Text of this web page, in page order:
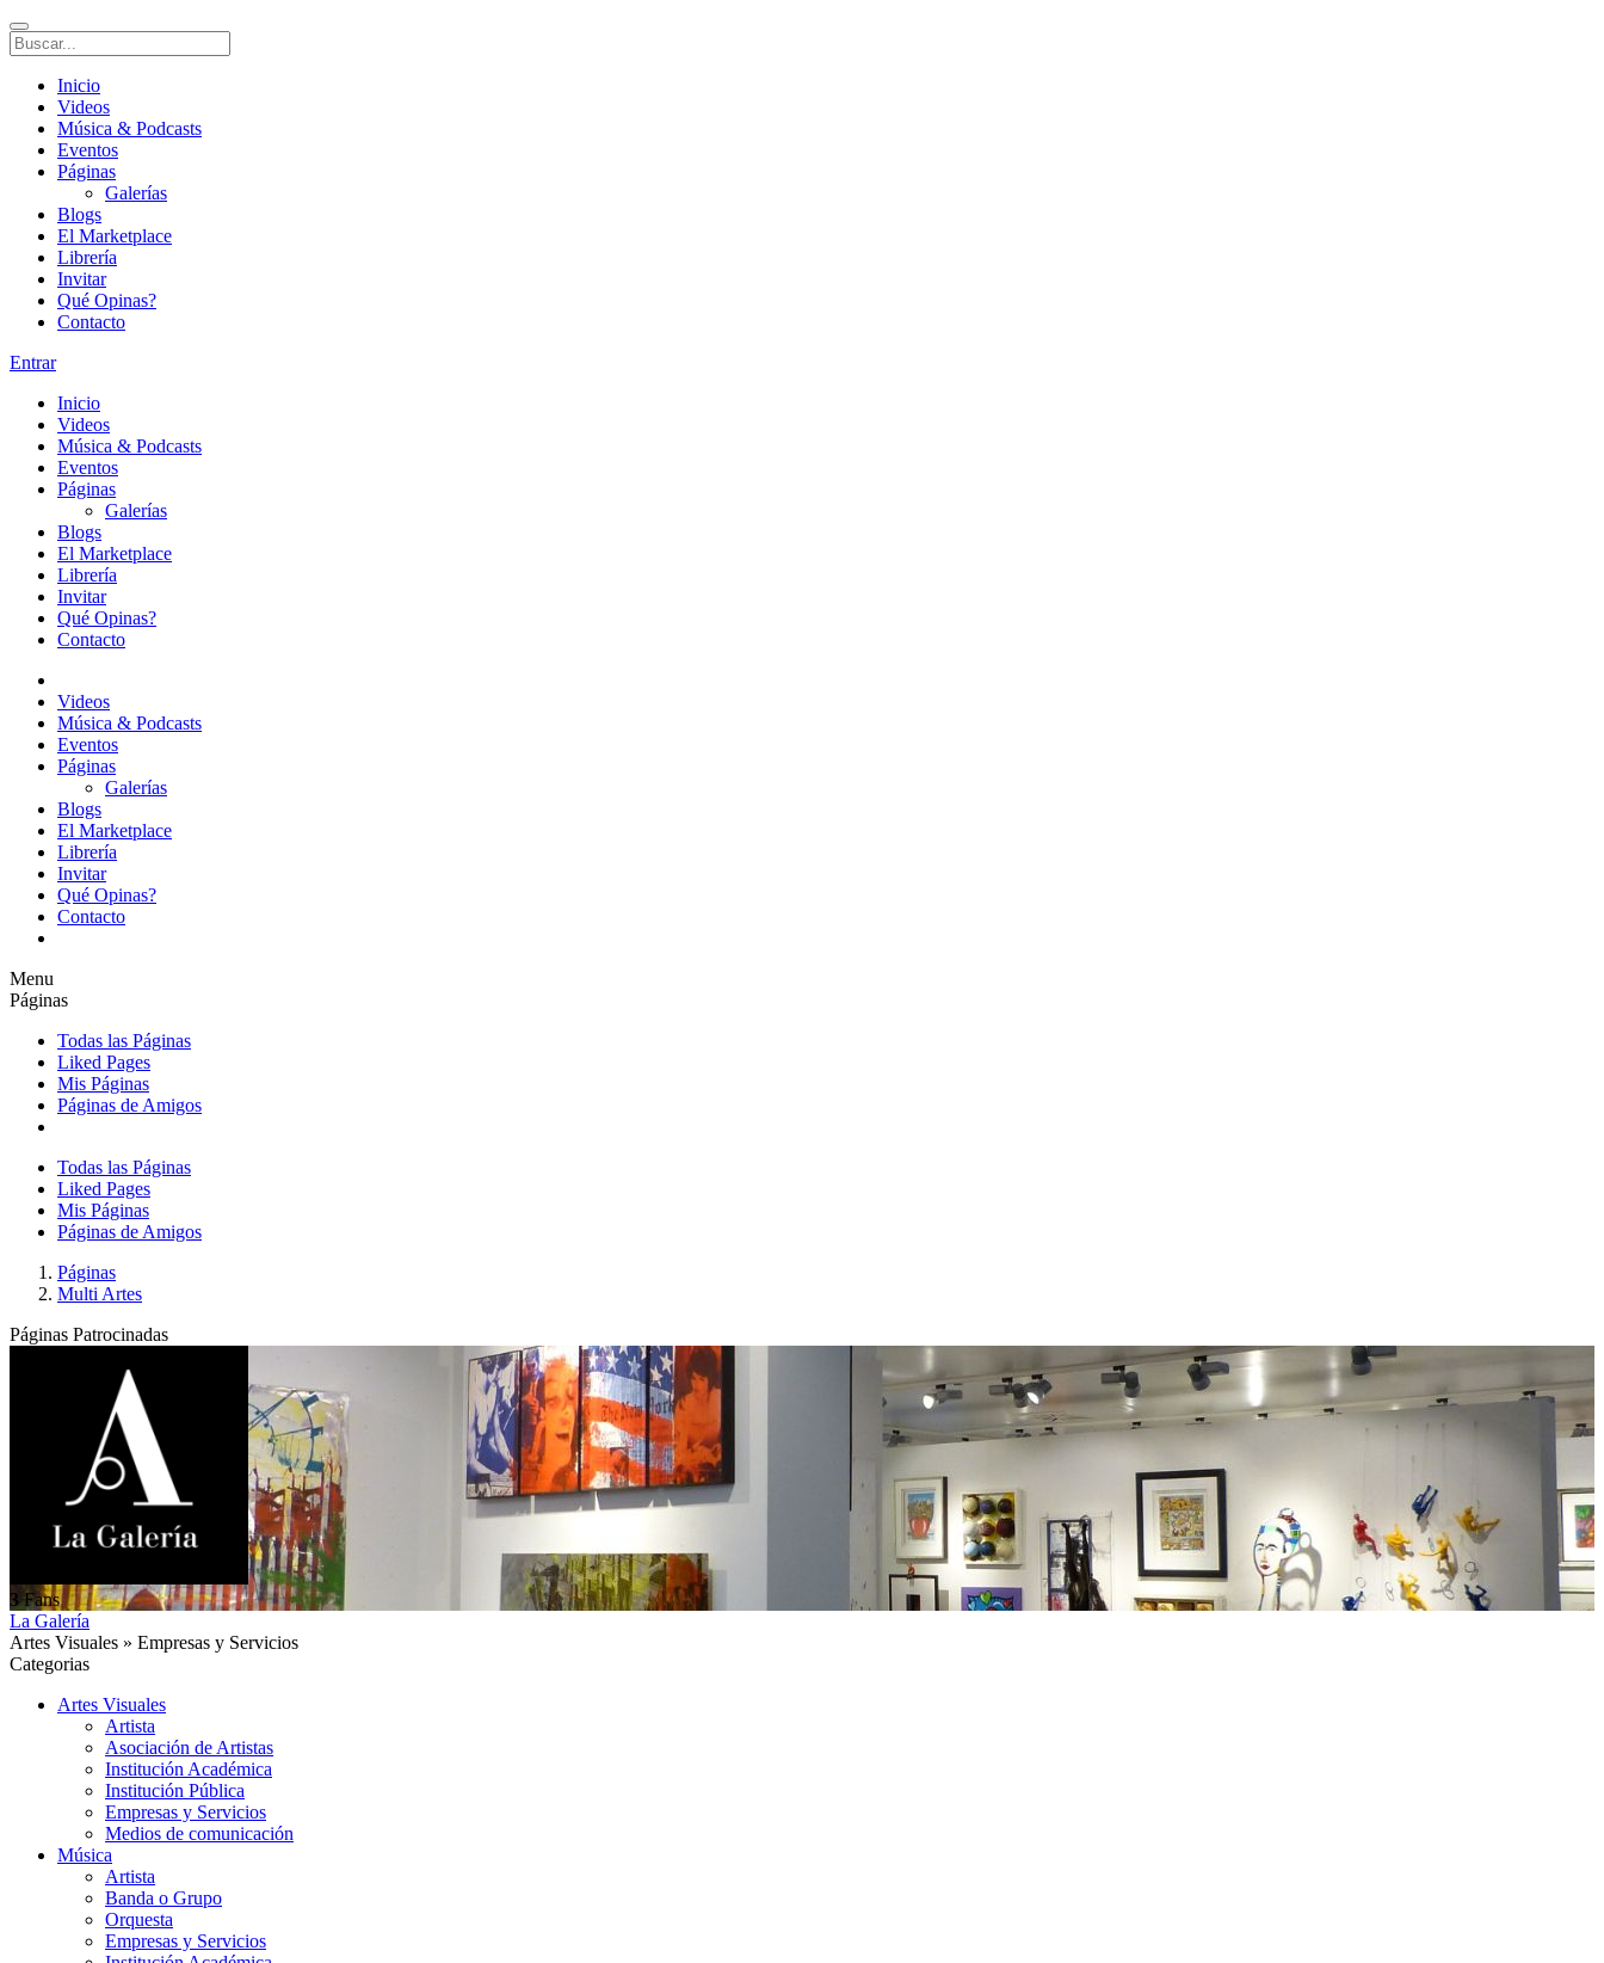
Inicio
Videos
Música & Podcasts
Eventos
Páginas
Galerías
Blogs
El Marketplace
Librería
Invitar
Qué Opinas?
Contacto
Entrar
Inicio
Videos
Música & Podcasts
Eventos
Páginas
Galerías
Blogs
El Marketplace
Librería
Invitar
Qué Opinas?
Contacto
Videos
Música & Podcasts
Eventos
Páginas
Galerías
Blogs
El Marketplace
Librería
Invitar
Qué Opinas?
Contacto
Menu
Páginas
Todas las Páginas
Liked Pages
Mis Páginas
Páginas de Amigos
Todas las Páginas
Liked Pages
Mis Páginas
Páginas de Amigos
Páginas
Multi Artes
Páginas Patrocinadas
3 Fans
La Galería
Artes Visuales » Empresas y Servicios
Categorias
Artes Visuales
Artista
Asociación de Artistas
Institución Académica
Institución Pública
Empresas y Servicios
Medios de comunicación
Música
Artista
Banda o Grupo
Orquesta
Empresas y Servicios